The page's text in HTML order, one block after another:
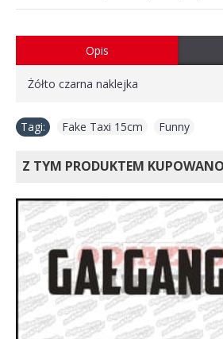
Opis
Żółto czarna naklejka
Tagi: Fake Taxi 15cm Funny
Z TYM PRODUKTEM